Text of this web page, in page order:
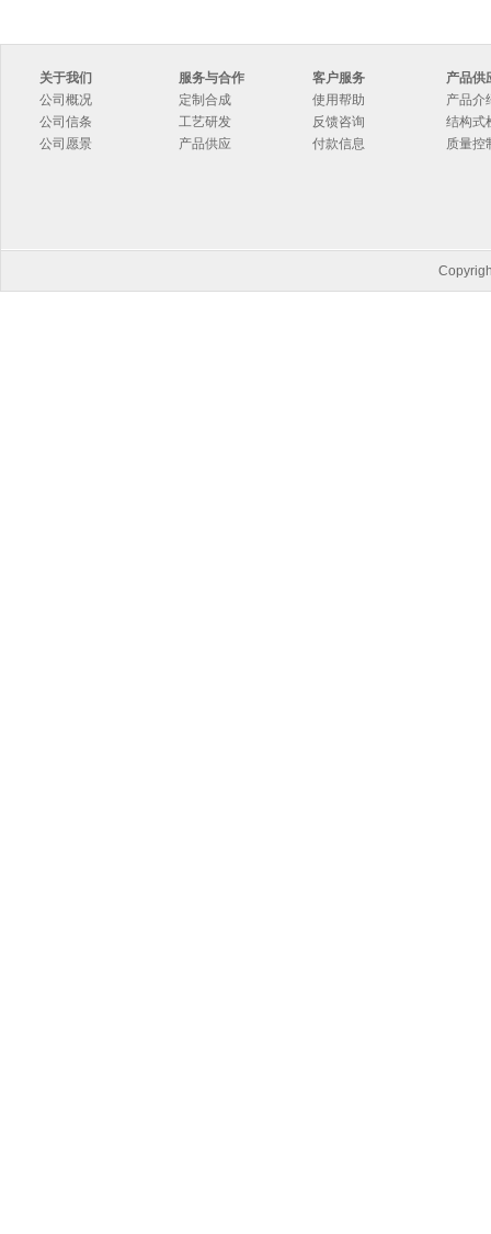
关于我们
公司概况
公司信条
公司愿景
服务与合作
定制合成
工艺研发
产品供应
客户服务
使用帮助
反馈咨询
付款信息
产品供
产品介
结构式
质量控